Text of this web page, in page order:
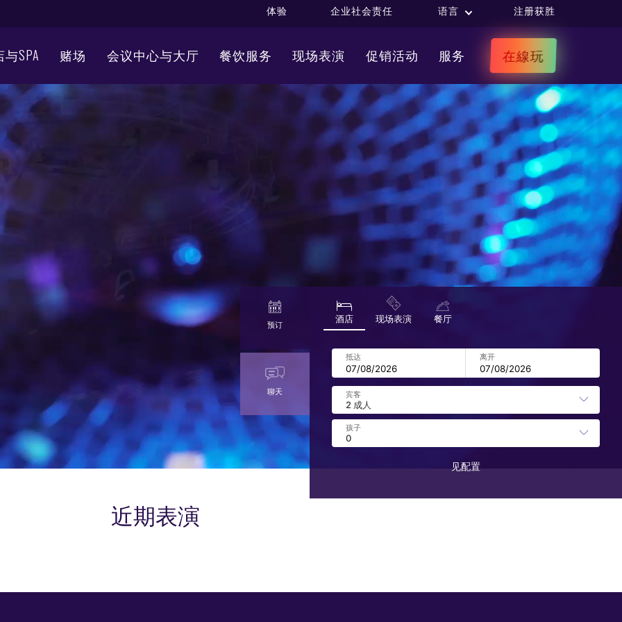
体验 企业社会责任 语言 注册获胜
SPA 赌场 会议中心与大厅 餐饮服务 现场表演 促销活动 服务 在線玩
预订
聊天
酒店 现场表演 餐厅
见配置
近期表演